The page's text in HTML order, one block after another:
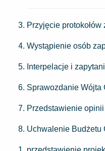
Przyjęcie
Wystąpienie osób
Interpelacje i
Sprawozdanie Wójta
Przedstawienie
Uchwalenie Budżetu